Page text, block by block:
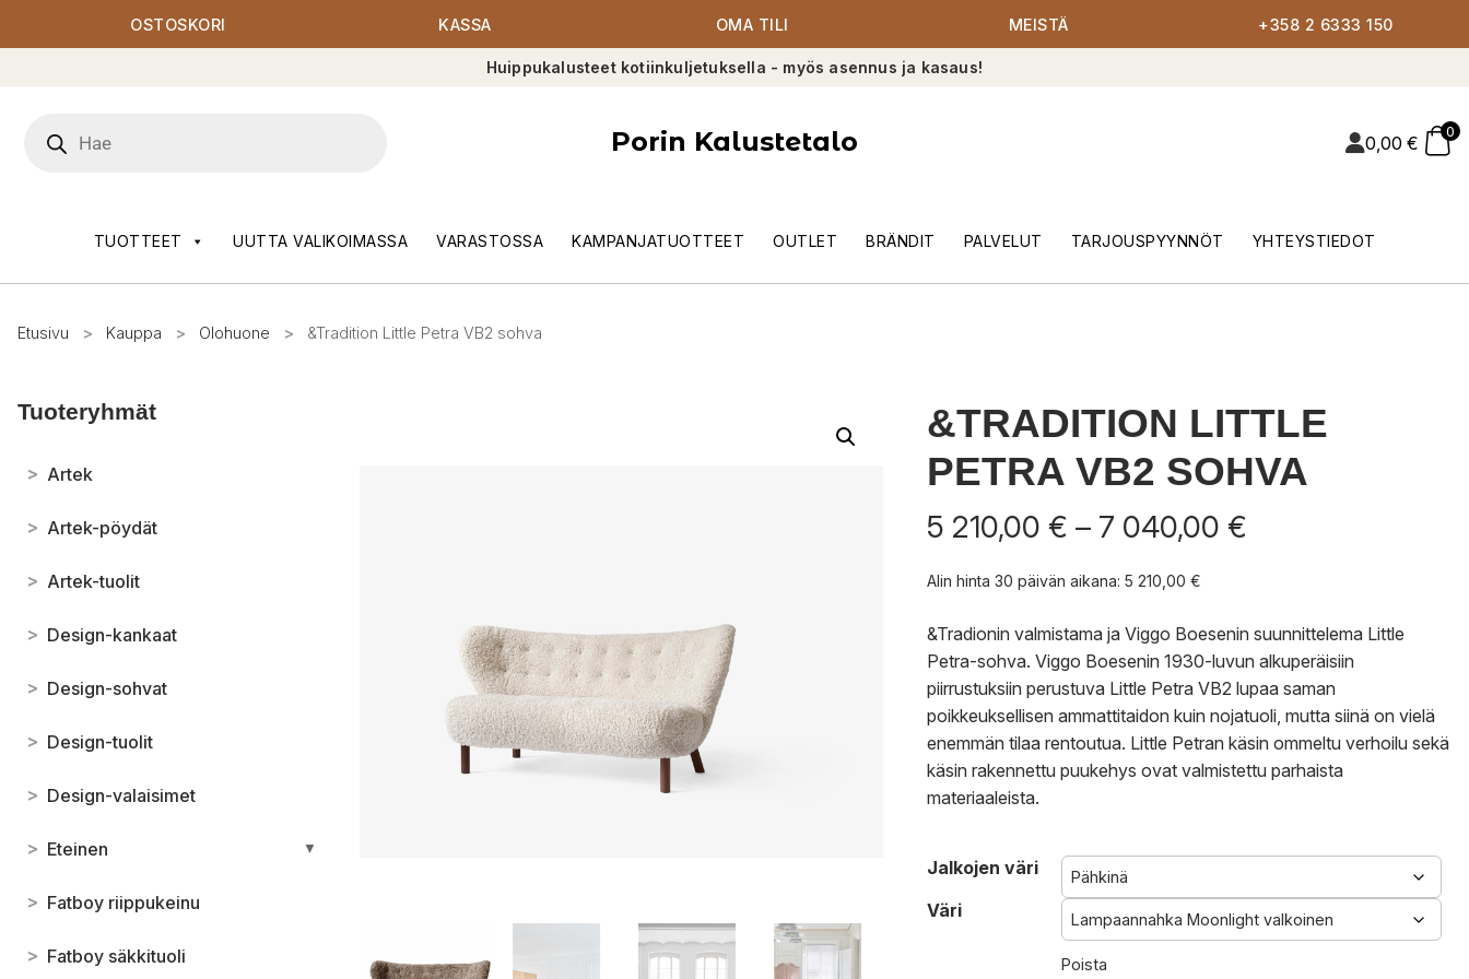
OSTOSKORI KASSA OMA TILI MEISTÄ +358 2 6333 150
Huippukalusteet kotiinkuljetuksella - myös asennus ja kasaus!
search
Porin Kalustetalo 0,00 €
0
TUOTTEET UUTTA VALIKOIMASSA VARASTOSSA KAMPANJATUOTTEET OUTLET BRÄNDIT PALVELUT TARJOUSPYYNNÖT YHTEYSTIEDOT
Etusivu > Kauppa > Olohuone > &Tradition Little Petra VB2 sohva
Tuoteryhmät
> Artek
> Artek-pöydät
> Artek-tuolit
> Design-kankaat
> Design-sohvat
> Design-tuolit
> Design-valaisimet
> Eteinen ▼
> Fatboy riippukeinu
> Fatboy säkkituoli
&TRADITION LITTLE
PETRA VB2 SOHVA
5 210,00 € – 7 040,00 €
7
040,00 €
Alin hinta 30 päivän aikana: 5 210,00 €
&Tradionin valmistama ja Viggo Boesenin suunnittelema Little
Petra-sohva. Viggo Boesenin 1930-luvun alkuperäisiin
piirrustuksiin perustuva Little Petra VB2 lupaa saman
poikkeuksellisen ammattitaidon kuin nojatuoli, mutta siinä on vielä
enemmän tilaa rentoutua. Little Petran käsin ommeltu verhoilu sekä
käsin rakennettu puukehys ovat valmistettu parhaista
materiaaleista.
Jalkojen väri
Väri
Poista